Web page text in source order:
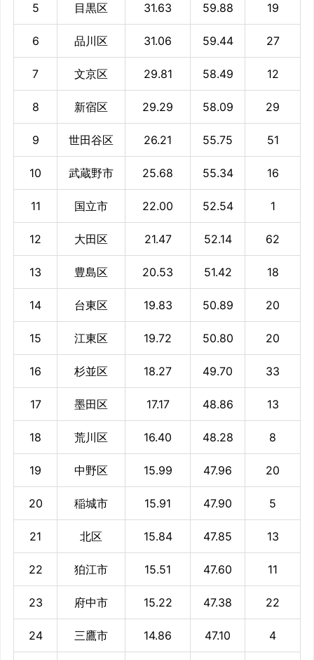
5 目黒区 31.63 59.88 19
6 品川区 31.06 59.44 27
7 文京区 29.81 58.49 12
8 新宿区 29.29 58.09 29
9 世田谷区 26.21 55.75 51
10 武蔵野市 25.68 55.34 16
11 国立市 22.00 52.54 1
12 大田区 21.47 52.14 62
13 豊島区 20.53 51.42 18
14 台東区 19.83 50.89 20
15 江東区 19.72 50.80 20
16 杉並区 18.27 49.70 33
17 墨田区 17.17 48.86 13
18 荒川区 16.40 48.28 8
19 中野区 15.99 47.96 20
20 稲城市 15.91 47.90 5
21 北区 15.84 47.85 13
22 狛江市 15.51 47.60 11
23 府中市 15.22 47.38 22
24 三鷹市 14.86 47.10 4